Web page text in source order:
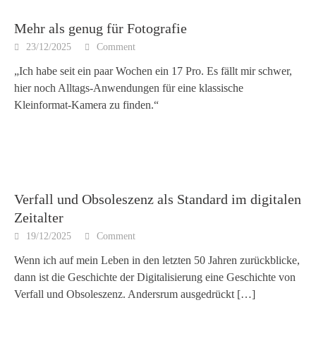
Mehr als genug für Fotografie
23/12/2025 Comment
„Ich habe seit ein paar Wochen ein 17 Pro. Es fällt mir schwer,
hier noch Alltags-Anwendungen für eine klassische
Kleinformat-Kamera zu finden.“
Verfall und Obsoleszenz als Standard im digitalen
Zeitalter
19/12/2025 Comment
Wenn ich auf mein Leben in den letzten 50 Jahren zurückblicke,
dann ist die Geschichte der Digitalisierung eine Geschichte von
Verfall und Obsoleszenz. Andersrum ausgedrückt […]